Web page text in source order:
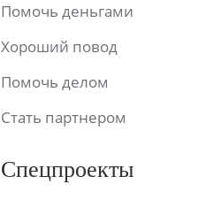
Помочь деньгами
Хороший повод
Помочь делом
Стать партнером
Спецпроекты